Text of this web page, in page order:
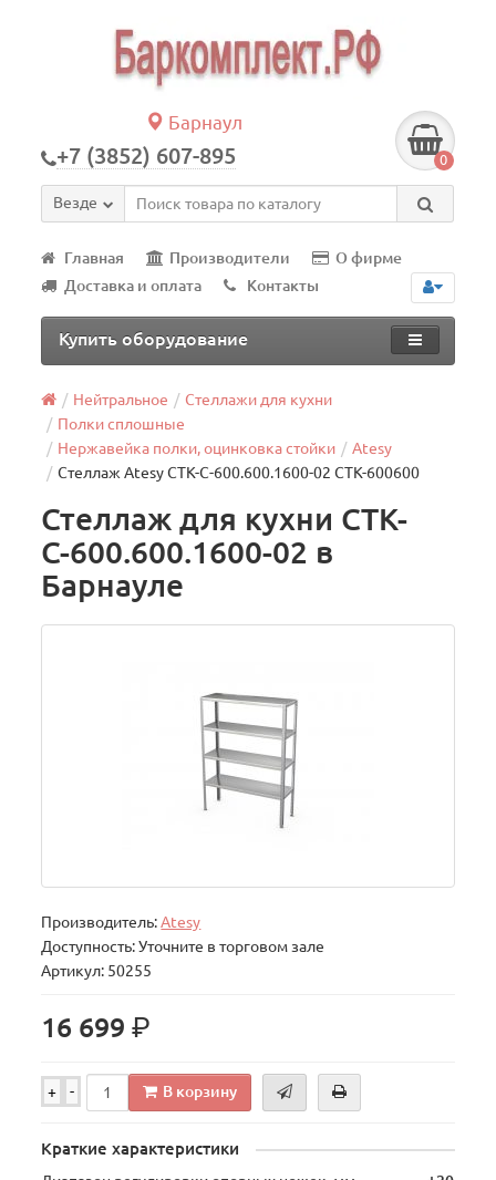
Барнаул
+7 (3852) 607-895 0
Везде
Главная Производители
О фирме
Доставка и оплата
Контакты
Купить оборудование
Нейтральное
Стеллажи для кухни
Полки сплошные
Нержавейка полки, оцинковка стойки
Atesy
Стеллаж Atesy СТК-С-600.600.1600-02 СТК-600600
Стеллаж для кухни СТК-
С-600.600.1600-02 в
Барнауле
Производитель:Atesy
Доступность: Уточните в торговом зале
Артикул: 50255
16 699р.
+ - В корзину
Краткие характеристики